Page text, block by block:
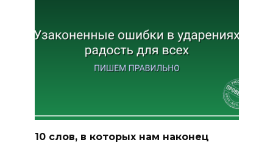
10 слов, в которых нам наконец